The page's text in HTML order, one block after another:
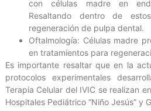
con células madre en
Resaltando dentro de
regeneración de pulpa dental.
Oftalmología: Células madre
en tratamientos para
Es importante resaltar que en la
protocolos experimentales
Terapia Celular del IVIC se realizan
Hospitales Pediátrico “Niño Jesús” y